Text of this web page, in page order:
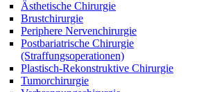
Ästhetische Chirurgie
Brustchirurgie
Periphere Nervenchirurgie
Postbariatrische Chirurgie
(Straffungsoperationen)
Plastisch-Rekonstruktive Chirurgie
Tumorchirurgie